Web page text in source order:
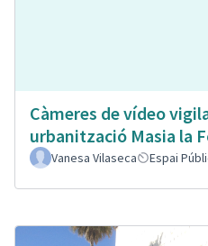
Càmeres de vídeo
urbanització Masia la
Vanesa Vilaseca Espai